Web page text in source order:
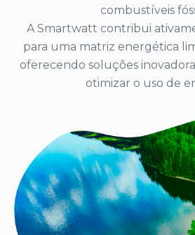
combustíveis
A Smartwatt contribui
para uma matriz energética
oferecendo soluções
otimizar o uso de